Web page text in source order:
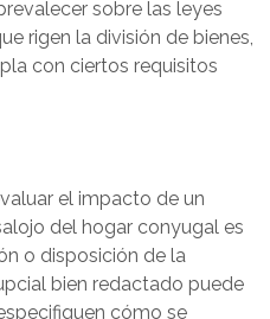
sobre las leyes
rigen la división de bienes,
con ciertos requisitos
el impacto de un
del hogar conyugal es
o disposición de la
bien redactado puede
cómo se